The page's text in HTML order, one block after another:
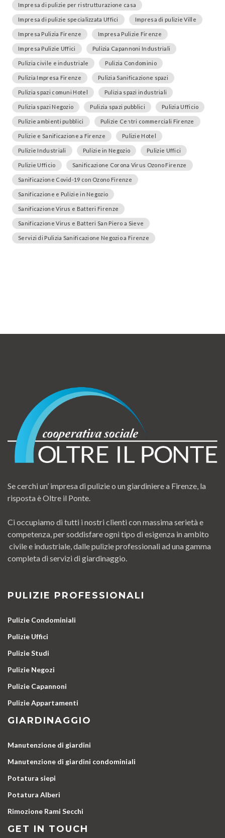
Impresa di pulizie per ristrutturazione casa
Impresa di pulizie specializzata Uffici Impresa di pulizie Ville
Impresa Pulizia Firenze Impresa Pulizie Firenze
Impresa Pulizie Uffici Pulizia Capannoni Industriali
Pulizia civile e industriale Pulizia Condominio
Pulizia Impresa Firenze Pulizia Sanificazione spazi
Pulizia spazi comuni Hotel Pulizia spazi industriali
Pulizia spazi Negozio Pulizia spazi pubblici Pulizia Ufficio
Pulizie ambienti pubblici Pulizie Centri commerciali Firenze
Pulizie e Sanificazione a Firenze Pulizie Hotel
Pulizie Industriali Pulizie in Negozio Pulizie Uffici
Pulizie Ufficio Sanificazione Corona Virus Ozono Firenze
Sanificazione Covid-19 con Ozono Firenze
Sanificazione e Pulizie in Negozio
Sanificazione Virus e Batteri Firenze
Sanificazione Virus e Batteri San Piero a Sieve
Servizi di Pulizia Sanificazione Negozio a Firenze
Se cerchi un’ impresa di pulizie o un giardiniere a Firenze, la
risposta è Oltre il Ponte.
Ci occupiamo di tutti i nostri clienti con massima serietà e
competenza, per soddisfare ogni tipo di esigenza in ambito
civile e industriale, dalle pulizie professionali ad una gamma
completa di servizi di giardinaggio.
PULIZIE PROFESSIONALI
Pulizie Condominiali
Pulizie Uffici
Pulizie Studi
Pulizie Negozi
Pulizie Capannoni
Pulizie Appartamenti
GIARDINAGGIO
Manutenzione di giardini
Manutenzione di giardini condominiali
Potatura siepi
Potatura Alberi
Rimozione Rami Secchi
GET IN TOUCH